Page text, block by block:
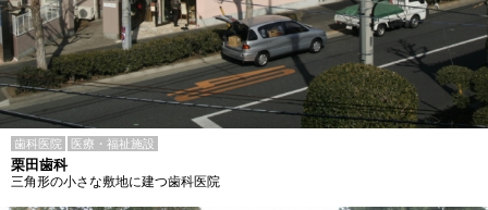
歯科医院 医療・福祉施設
栗田歯科
三角形の小さな敷地に建つ歯科医院